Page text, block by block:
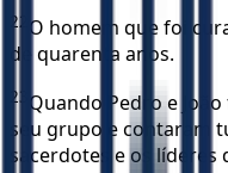
22 O homem que foi
de quarenta anos.
23 Quando Pedro e
seu grupo e contaram
sacerdotes e os